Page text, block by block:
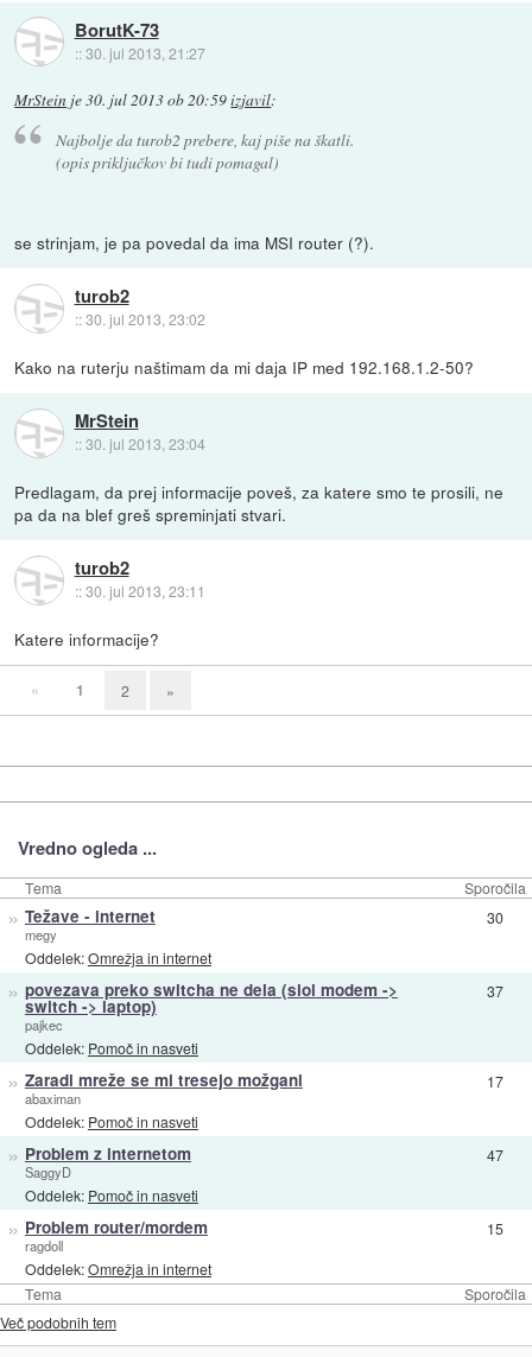
BorutK-73
::30. jul 2013, 21:27
MrStein je30. jul 2013 ob 20:59izjavil:
Najbolje da turob2 prebere, kaj piše na škatli.
(opis priključkov bi tudi pomagal)
se strinjam, je pa povedal da ima MSI router (?).
turob2
::30. jul 2013, 23:02
Kako na ruterju naštimam da mi daja IP med 192.168.1.2-50?
MrStein
::30. jul 2013, 23:04
Predlagam, da prej informacije poveš, za katere smo te prosili, ne
pa da na blef greš spreminjati stvari.
turob2
::30. jul 2013, 23:11
Katere informacije?
« 1 2 »
Vredno ogleda ...
Tema Sporočila
Tema Sporočila
» Težave - internet
megy
Oddelek:Omrežja in internet
30
» povezava preko switcha ne dela (siol modem ->
switch -> laptop)
pajkec
Oddelek: Pomoč in nasveti
37
» Zaradi mreže se mi tresejo možgani
abaximan
Oddelek: Pomoč in nasveti
17
» Problem z internetom
SaggyD
Oddelek: Pomoč in nasveti
47
» Problem router/mordem
ragdoll
Oddelek:Omrežja in internet
15
Več podobnih tem